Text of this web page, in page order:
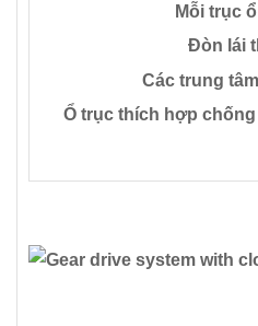
Mỗi trục
Đòn lái
Các trung
Ổ trục thích hợp